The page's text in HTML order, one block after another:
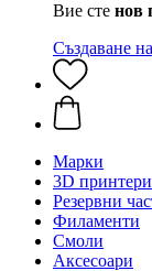
Вие сте нов
Създаване
Mарки
3D
Резервни
Филаменти
Смоли
Аксесоари